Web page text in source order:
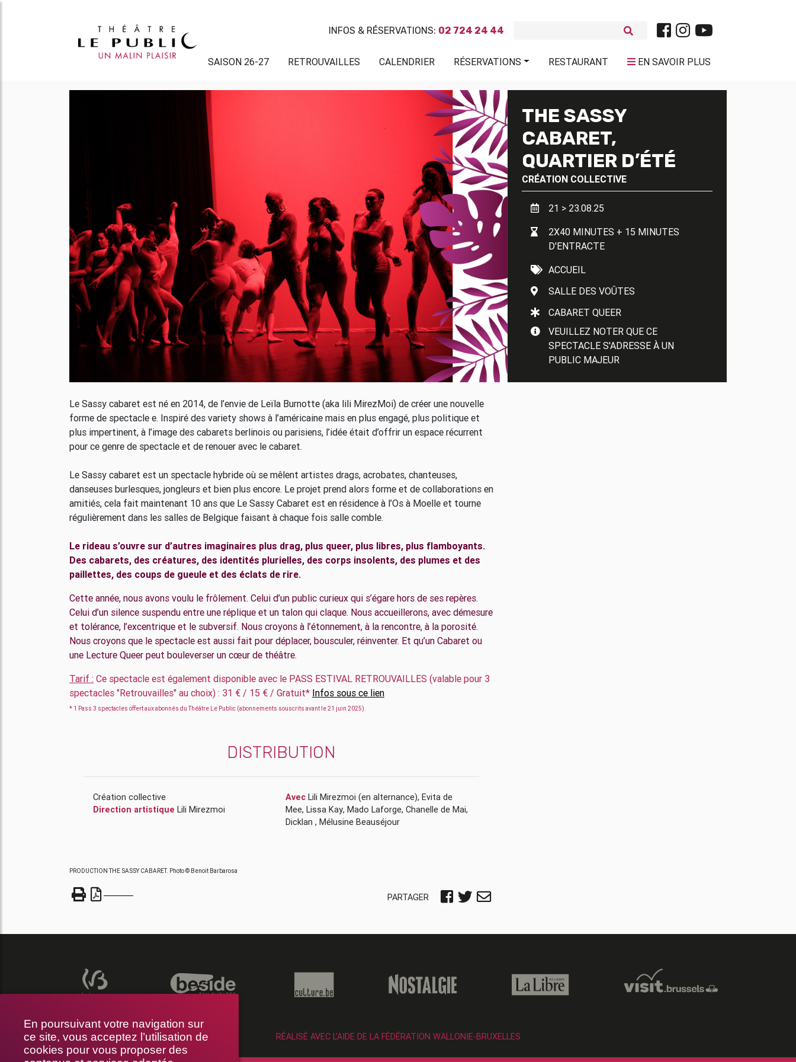
En poursuivant votre navigation sur
ce site, vous acceptez l’utilisation de
cookies pour vous proposer des
INFOS & RÉSERVATIONS: 02 724 24 44
SAISON 26-27 RETROUVAILLES CALENDRIER RÉSERVATIONS RESTAURANT EN SAVOIR PLUS
THE SASSY
CABARET,
QUARTIER D’ÉTÉ
CRÉATION COLLECTIVE
21 > 23.08.25
2X40 MINUTES + 15 MINUTES
D'ENTRACTE
ACCUEIL
SALLE DES VOÛTES
CABARET QUEER
VEUILLEZ NOTER QUE CE
SPECTACLE S'ADRESSE À UN
PUBLIC MAJEUR
Le Sassy cabaret est né en 2014, de l’envie de Leïla Burnotte (aka lili MirezMoi) de créer une nouvelle
forme de spectacle e. Inspiré des variety shows à l’américaine mais en plus engagé, plus politique et
plus impertinent, à l’image des cabarets berlinois ou parisiens, l’idée était d’offrir un espace récurrent
pour ce genre de spectacle et de renouer avec le cabaret.
Le Sassy cabaret est un spectacle hybride où se mêlent artistes drags, acrobates, chanteuses,
danseuses burlesques, jongleurs et bien plus encore. Le projet prend alors forme et de collaborations en
amitiés, cela fait maintenant 10 ans que Le Sassy Cabaret est en résidence à l’Os à Moelle et tourne
régulièrement dans les salles de Belgique faisant à chaque fois salle comble.
Le rideau s’ouvre sur d’autres imaginaires plus drag, plus queer, plus libres, plus flamboyants.
Des cabarets, des créatures, des identités plurielles, des corps insolents, des plumes et des
paillettes, des coups de gueule et des éclats de rire.
Cette année, nous avons voulu le frôlement. Celui d’un public curieux qui s’égare hors de ses repères.
Celui d’un silence suspendu entre une réplique et un talon qui claque. Nous accueillerons, avec démesure
et tolérance, l’excentrique et le subversif. Nous croyons à l’étonnement, à la rencontre, à la porosité.
Nous croyons que le spectacle est aussi fait pour déplacer, bousculer, réinventer. Et qu’un Cabaret ou
une Lecture Queer peut bouleverser un cœur de théâtre.
Tarif : Ce spectacle est également disponible avec le PASS ESTIVAL RETROUVAILLES (valable pour 3
spectacles "Retrouvailles" au choix) : 31 € / 15 € / Gratuit* Infos sous ce lien
* 1 Pass 3 spectacles offert aux abonnés du Théâtre Le Public (abonnements souscrits avant le 21 juin 2025).
DISTRIBUTION
Création collective
Direction artistique Lili Mirezmoi
Avec Lili Mirezmoi (en alternance), Evita de
Mee, Lissa Kay, Mado Laforge, Chanelle de Mai,
Dicklan , Mélusine Beauséjour
PRODUCTION THE SASSY CABARET. Photo © Benoit Barbarosa
PARTAGER
RÉALISÉ AVEC L’AIDE DE LA FÉDÉRATION WALLONIE-BRUXELLES